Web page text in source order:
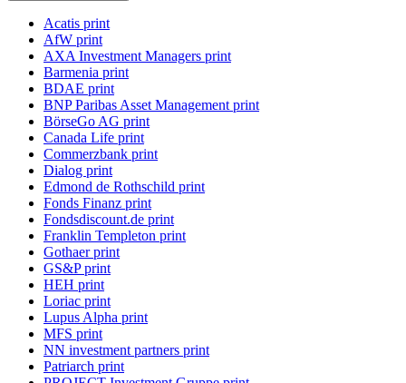
Acatis print
AfW print
AXA Investment Managers print
Barmenia print
BDAE print
BNP Paribas Asset Management print
BörseGo AG print
Canada Life print
Commerzbank print
Dialog print
Edmond de Rothschild print
Fonds Finanz print
Fondsdiscount.de print
Franklin Templeton print
Gothaer print
GS&P print
HEH print
Loriac print
Lupus Alpha print
MFS print
NN investment partners print
Patriarch print